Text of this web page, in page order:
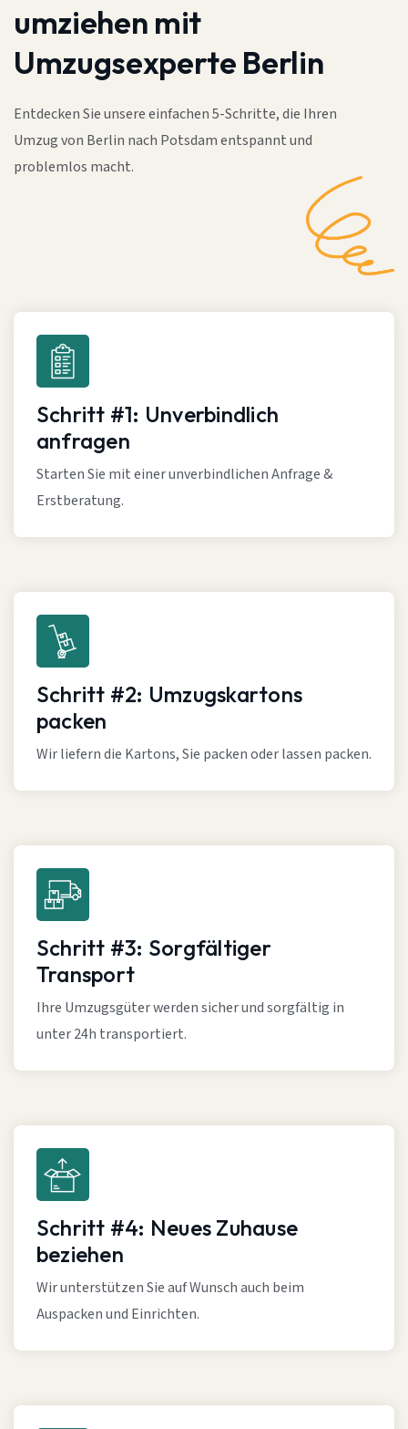
umziehen mit
Umzugsexperte Berlin
Entdecken Sie unsere einfachen 5-Schritte, die Ihren
Umzug von Berlin nach Potsdam entspannt und
problemlos macht.
Schritt #1: Unverbindlich
anfragen
Starten Sie mit einer unverbindlichen Anfrage &
Erstberatung.
Schritt #2: Umzugskartons
packen
Wir liefern die Kartons, Sie packen oder lassen packen.
Schritt #3: Sorgfältiger
Transport
Ihre Umzugsgüter werden sicher und sorgfältig in
unter 24h transportiert.
Schritt #4: Neues Zuhause
beziehen
Wir unterstützen Sie auf Wunsch auch beim
Auspacken und Einrichten.